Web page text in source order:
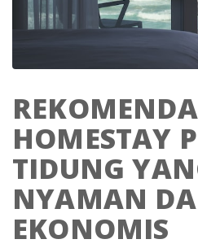
HOMESTAY
TIDUNG
NYAMAN
EKONOMIS